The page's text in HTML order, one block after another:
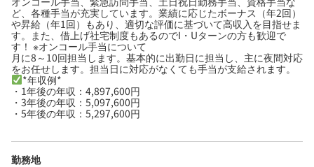
ど、各種手当が充実しています。業績に応じたボーナス（年2回）
や昇給（年1回）もあり、適切な評価に基づいて高収入を目指せま
す。また、借上げ社宅制度もあるのでI・Uターンの方も歓迎で
す！ ※オンコール手当について
月に8～10回担当します。基本的に出勤日に担当し、主に夜間対応
をお任せします。担当日に対応がなくても手当が支給されます。
*年収例*
・1年後の年収：4,897,600円
・3年後の年収：5,097,600円
・5年後の年収：5,297,600円
勤務地